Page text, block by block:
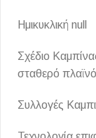
Ημικυκλική null
Σχέδιο
σταθερό
Συλλογές